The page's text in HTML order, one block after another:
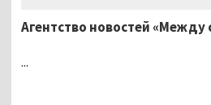
Агентство новостей «Между
...